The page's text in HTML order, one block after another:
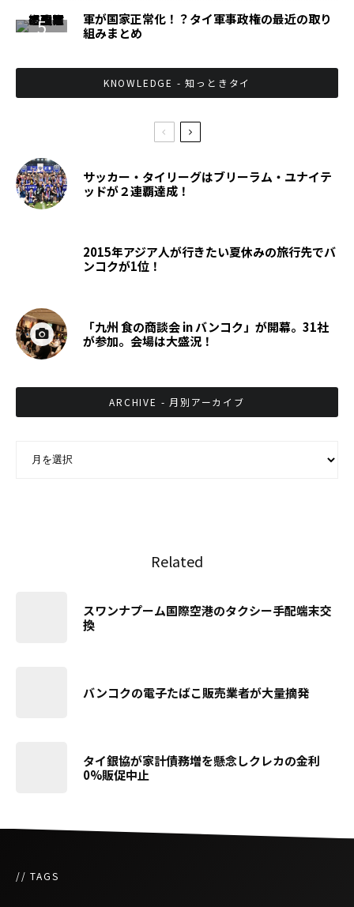
軍が国家正常化！？タイ軍事政権の最近の取り
組みまとめ
KNOWLEDGE - 知っときタイ
サッカー・タイリーグはブリーラム・ユナイテ
ッドが２連覇達成！
2015年アジア人が行きたい夏休みの旅行先でバ
ンコクが1位！
「九州 食の商談会 in バンコク」が開幕。31社
が参加。会場は大盛況！
ARCHIVE - 月別アーカイブ
Related
スワンナプーム国際空港のタクシー手配端末交
換
バンコクの電子たばこ販売業者が大量摘発
タイ銀協が家計債務増を懸念しクレカの金利
0%販促中止
// TAGS